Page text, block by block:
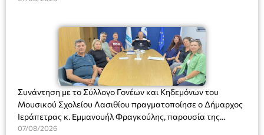
Συνάντηση με το Σύλλογο Γονέων και Κηδεμόνων του
Μουσικού Σχολείου Λασιθίου πραγματοποίησε ο Δήμαρχος
Ιεράπετρας κ. Εμμανουήλ Φραγκούλης, παρουσία της
Διευθύντριας του σχολείου κας Μαριάννας Χαΐτα.
07/08/2026